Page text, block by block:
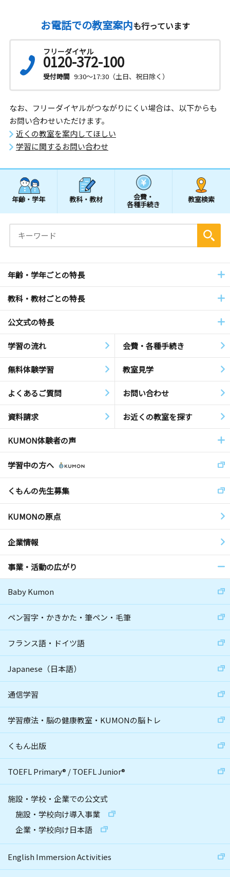
お電話での教室案内も行っています
フリーダイヤル
0120-372-100
受付時間 9:30～17:30（土日、祝日除く）
なお、フリーダイヤルがつながりにくい場合は、以下からも
お問い合わせいただけます。
近くの教室を案内してほしい
学習に関するお問い合わせ
年齢・学年 教科・教材 会費・
各種手続き
教室検索
年齢・学年ごとの特長
教科・教材ごとの特長
公文式の特長
学習の流れ 会費・各種手続き
無料体験学習 教室見学
よくあるご質問 お問い合わせ
資料請求 お近くの教室を探す
KUMON体験者の声
学習中の方へ
くもんの先生募集
KUMONの原点
企業情報
事業・活動の広がり
Baby Kumon
ペン習字・かきかた・筆ペン・毛筆
フランス語・ドイツ語
Japanese（日本語）
通信学習
学習療法・脳の健康教室・KUMONの脳トレ
くもん出版
TOEFL Primary® /TOEFL Junior®
施設・学校・企業での公文式
施設・学校向け導入事業
企業・学校向け日本語
English Immersion Activities